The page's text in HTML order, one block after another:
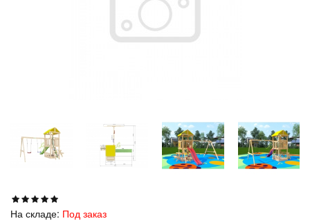
На складе: Под заказ